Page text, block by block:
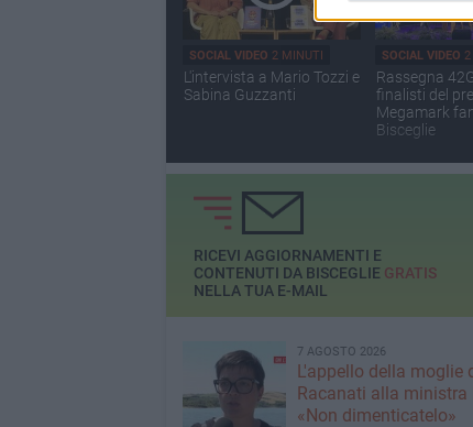
SOCIAL VIDEO 2 MINUTI
L'intervista a Mario Tozzi e
Sabina Guzzanti
SOCIAL VIDEO
Rassegna
finalisti del
Megamark
Bisceglie
RICEVI AGGIORNAMENTI E
CONTENUTI DA BISCEGLIE GRATIS
NELLA TUA E-MAIL
7 AGOSTO 2026
L'appello della moglie
Racanati alla ministra
«Non dimenticatelo»